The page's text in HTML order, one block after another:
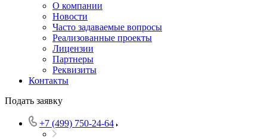
О компании
Новости
Часто задаваемые вопросы
Реализованные проекты
Лицензии
Партнеры
Реквизиты
Контакты
Подать заявку
+7 (499) 750-24-64